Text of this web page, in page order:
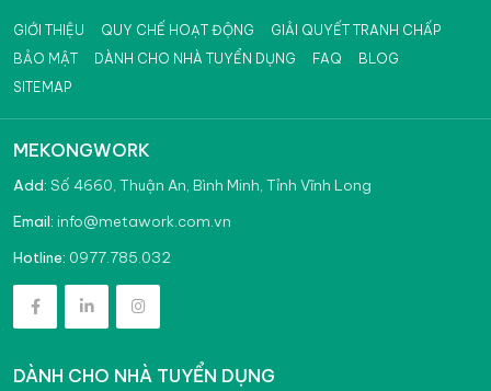
GIỚI THIỆU QUY CHẾ HOẠT ĐỘNG
GIẢI QUYẾT TRANH CHẤP
BẢO MẬT
DÀNH CHO NHÀ TUYỂN DỤNG FAQ
BLOG
SITEMAP
MEKONGWORK
Add: Số 4660, Thuận An, Bình Minh, Tỉnh Vĩnh Long
Email: info@metawork.com.vn
Hotline: 0977.785.032
DÀNH CHO NHÀ TUYỂN DỤNG